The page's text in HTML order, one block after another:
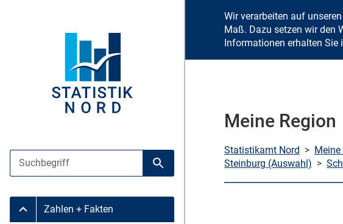
Suche
Suche starten
Untermenü Zahlen + Fakten
Zahlen + Fakten
Wir verarbeiten auf
Maß. Dazu setzen wir den
Informationen erhalten Sie
Meine Region
Statistikamt Nord > Meine
Steinburg (Auswahl) >